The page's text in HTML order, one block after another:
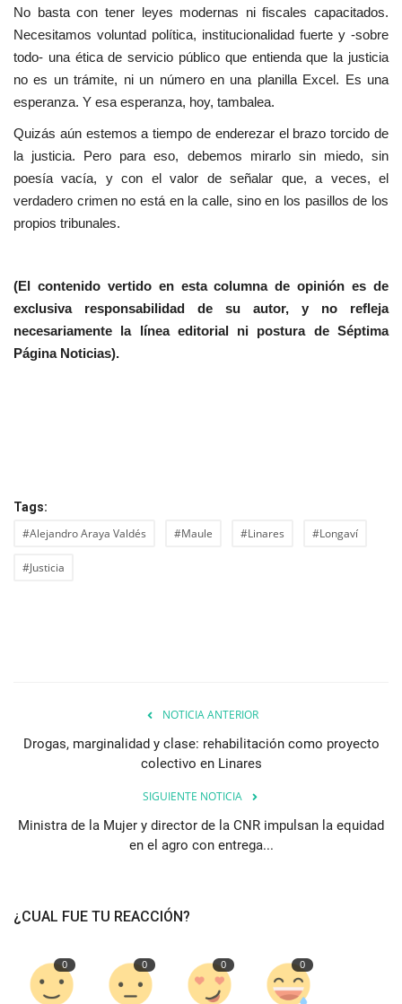
No basta con tener leyes modernas ni fiscales capacitados.
Necesitamos voluntad política, institucionalidad fuerte y -sobre
todo- una ética de servicio público que entienda que la justicia
no es un trámite, ni un número en una planilla Excel. Es una
esperanza. Y esa esperanza, hoy, tambalea.
Quizás aún estemos a tiempo de enderezar el brazo torcido de
la justicia. Pero para eso, debemos mirarlo sin miedo, sin
poesía vacía, y con el valor de señalar que, a veces, el
verdadero crimen no está en la calle, sino en los pasillos de los
propios tribunales.
(El contenido vertido en esta columna de opinión es de
exclusiva responsabilidad de su autor, y no refleja
necesariamente la línea editorial ni postura de Séptima
Página Noticias).
Tags:
#Alejandro Araya Valdés #Maule #Linares #Longaví
#Justicia
NOTICIA ANTERIOR
Drogas, marginalidad y clase: rehabilitación como proyecto
colectivo en Linares
SIGUIENTE NOTICIA
Ministra de la Mujer y director de la CNR impulsan la equidad
en el agro con entrega...
¿CUAL FUE TU REACCIÓN?
0 0 0 0